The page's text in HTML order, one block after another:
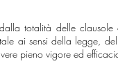
totalità delle
ai sensi della legge,
pieno vigore ed